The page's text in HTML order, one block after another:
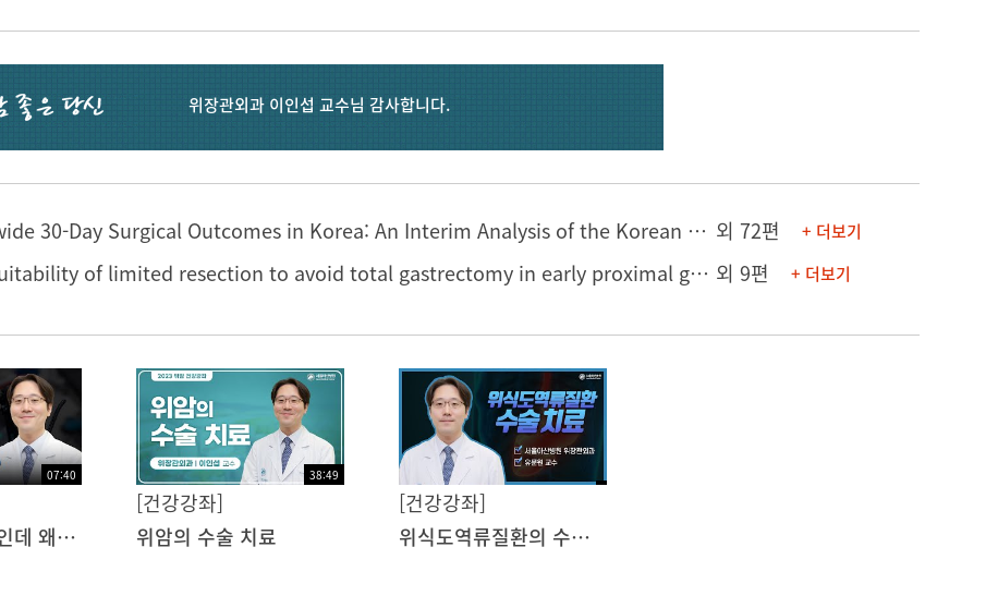
위장관외과 이인섭 교수님 감사합니다.
[논문] Nationwide 30-Day Surgical Outcomes in Korea: An Interim Analysis of the Korean Quality Improvement Platform in Surgery 외 72편 + 더보기
[의학포스터] Suitability of limited resection to avoid total gastrectomy in early proximal gastric cancer beyond the endoscopic resection criteria 외 9편 + 더보기
07:40
같은 조기 위암인데 왜 치료가 다를까? 내시경 vs 수술
38:49
[건강강좌]
위암의 수술 치료
[건강강좌]
위식도역류질환의 수술치료